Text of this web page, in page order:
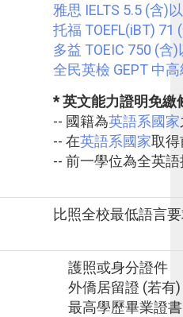
雅思 IELTS 5.5 (含)
托福 TOEFL(iBT) 71
多益 TOEIC 750 (含)
全民英檢 GEPT 中
* 英文能力證明免繳
-- 國籍為英語系國家
-- 在英語系國家取
-- 前一學位為全英
比照全校最低語言
護照或身分證件
外僑居留證 (若有)
最高學歷畢業證